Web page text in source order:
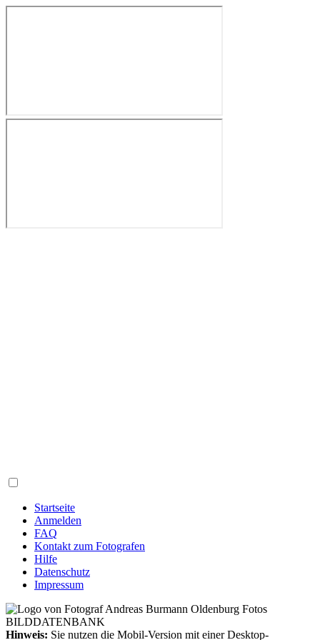
Startseite
Anmelden
FAQ
Kontakt zum Fotografen
Hilfe
Datenschutz
Impressum
Hinweis: Sie nutzen die Mobil-Version mit einer Desktop-